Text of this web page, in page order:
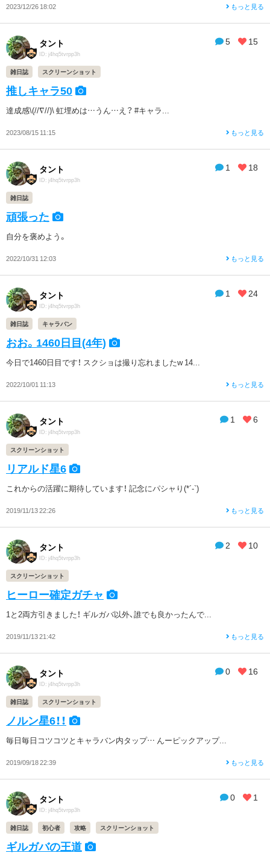
2023/12/26 18:02 もっと見る
5 15
タント
ID: j4hq5tvrpp3h
雑日誌 スクリーンショット
推しキャラ50
達成感\(//∇//)\ 虹埋めは…うん…え？ #キャラ...
2023/08/15 11:15 もっと見る
1 18
タント
ID: j4hq5tvrpp3h
雑日誌
頑張った
自分を褒めよう。
2022/10/31 12:03 もっと見る
1 24
タント
ID: j4hq5tvrpp3h
雑日誌 キャラバン
おお。1460日目(4年)
今日で1460日目です！ スクショは撮り忘れましたw 14...
2022/10/01 11:13 もっと見る
1 6
タント
ID: j4hq5tvrpp3h
スクリーンショット
リアルド星6
これからの活躍に期待しています！ 記念にパシャり(*´-`)
2019/11/13 22:26 もっと見る
2 10
タント
ID: j4hq5tvrpp3h
スクリーンショット
ヒーロー確定ガチャ
1と2両方引きました！ ギルガバ以外、誰でも良かったんで...
2019/11/13 21:42 もっと見る
0 16
タント
ID: j4hq5tvrpp3h
雑日誌 スクリーンショット
ノルン星6！！
毎日毎日コツコツとキャラバン内タップ… んーピックアップ...
2019/09/18 22:39 もっと見る
0 1
タント
ID: j4hq5tvrpp3h
雑日誌 初心者 攻略 スクリーンショット
ギルガバの王道